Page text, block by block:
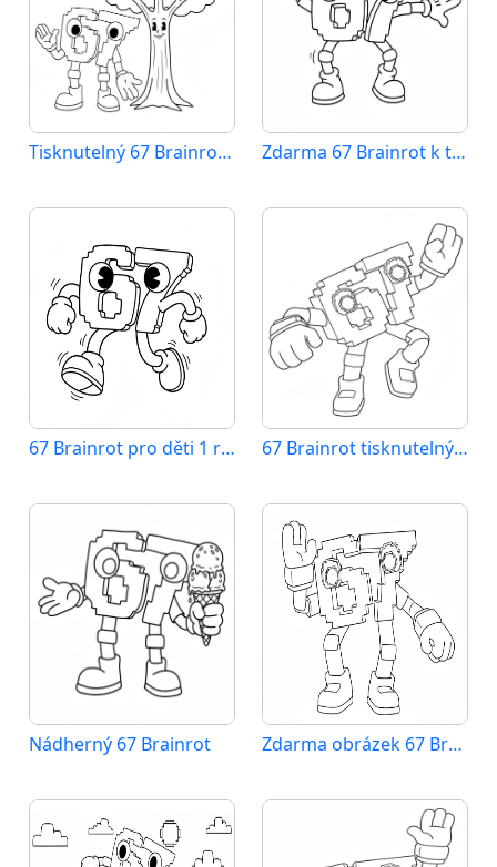
Tisknutelný 67 Brainrot zdarma Zdarma 67 Brainrot k tisku
67 Brainrot pro děti 1 rok 67 Brainrot tisknutelný pro děti
Nádherný 67 Brainrot Zdarma obrázek 67 Brainrot